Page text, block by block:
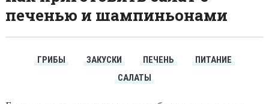
печенью и шампиньонами
ГРИБЫ ЗАКУСКИ ПЕЧЕНЬ
ПИТАНИЕ
САЛАТЫ